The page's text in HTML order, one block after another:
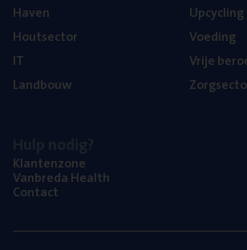
Haven
Hout­sec­tor
IT
Land­bouw
Upcy­cling
Voe­ding
Vrije
Klan­ten­zo­ne
Van­b­re­da Health
Con­tact